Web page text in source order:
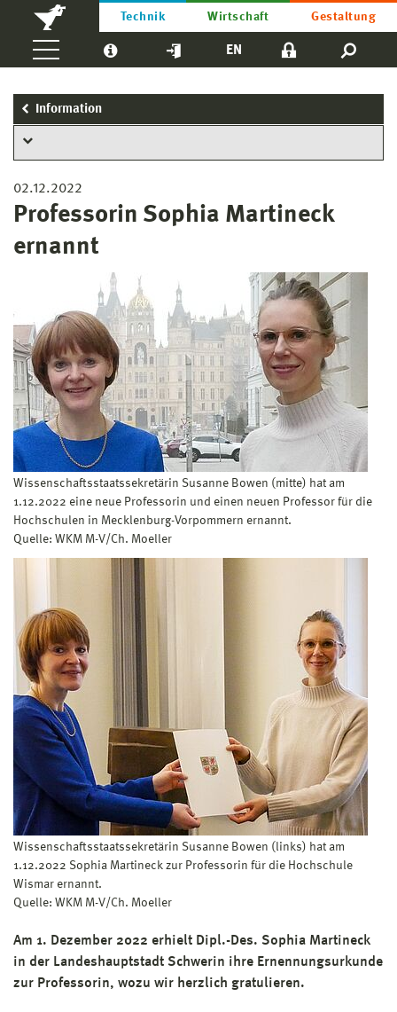
Technik Wirtschaft Gestaltung
EN
Information
02.12.2022
Professorin Sophia Martineck
ernannt
Wissenschaftsstaatssekretärin Susanne Bowen (mitte) hat am
1.12.2022 eine neue Professorin und einen neuen Professor für die
Hochschulen in Mecklenburg-Vorpommern ernannt.
Quelle: WKM M-V/Ch. Moeller
Wissenschaftsstaatssekretärin Susanne Bowen (links) hat am
1.12.2022 Sophia Martineck zur Professorin für die Hochschule
Wismar ernannt.
Quelle: WKM M-V/Ch. Moeller
Am 1. Dezember 2022 erhielt Dipl.-Des. Sophia Martineck
in der Landeshauptstadt Schwerin ihre Ernennungsurkunde
zur Professorin, wozu wir herzlich gratulieren.